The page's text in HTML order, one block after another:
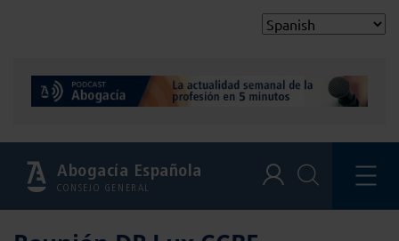
Abogacía Española
CONSEJO GENERAL